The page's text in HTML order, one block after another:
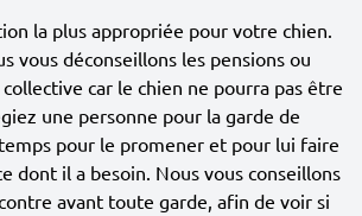
la plus appropriée pour votre chien.
vous déconseillons les pensions ou
car le chien ne pourra pas être
une personne pour la garde de
pour le promener et pour lui faire
dont il a besoin. Nous vous conseillons
avant toute garde, afin de voir si